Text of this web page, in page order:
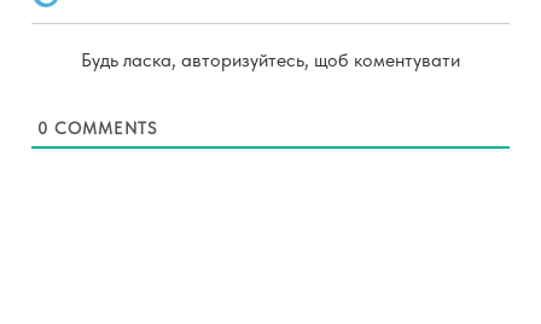
Будь ласка, авторизуйтесь, щоб коментувати
0 COMMENTS